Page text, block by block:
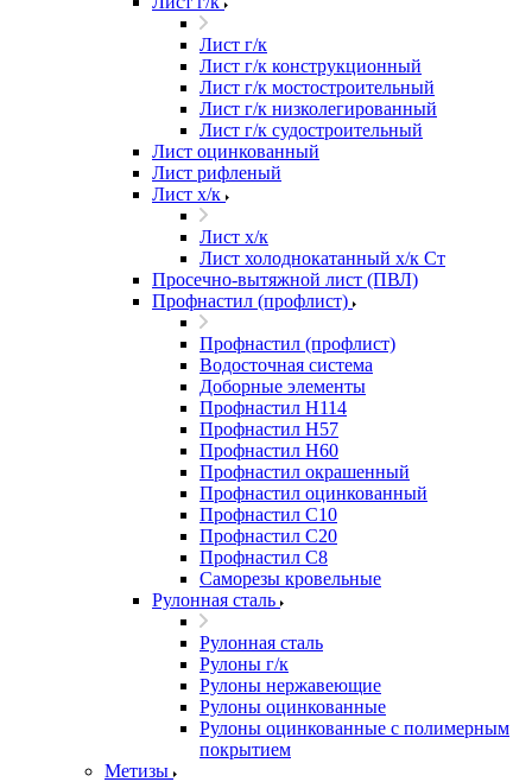
Лист г/к
Лист г/к конструкционный
Лист г/к мостостроительный
Лист г/к низколегированный
Лист г/к судостроительный
Лист оцинкованный
Лист рифленый
Лист х/к
Лист х/к
Лист холоднокатанный х/к Ст
Просечно-вытяжной лист (ПВЛ)
Профнастил (профлист)
Профнастил (профлист)
Водосточная система
Доборные элементы
Профнастил Н114
Профнастил Н57
Профнастил Н60
Профнастил окрашенный
Профнастил оцинкованный
Профнастил С10
Профнастил С20
Профнастил С8
Саморезы кровельные
Рулонная сталь
Рулонная сталь
Рулоны г/к
Рулоны нержавеющие
Рулоны оцинкованные
Рулоны оцинкованные с полимерным
покрытием
Метизы